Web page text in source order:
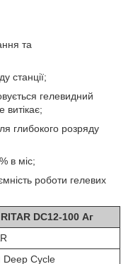
та
станції;
гелевидний
глибокого розряду
в міс;
роботи гелевих
RITAR DC12-100 Аг
Deep Cycle